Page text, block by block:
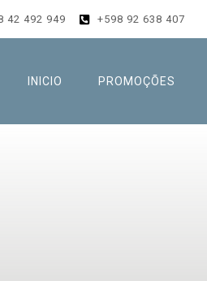
42 492 949 +598 92 638 407
INICIO PROMOÇÕES